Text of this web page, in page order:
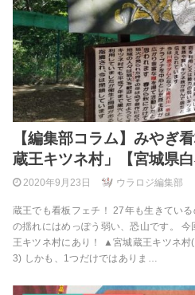
【編集部コラム】みやぎ
蔵王キツネ村」【宮城県白
2020年9月23日 ウラロジ編集部
蔵王でも看板フェチ！ 27年も生きてい
の揺れにはめっぽう弱い、恐山です。
王キツネ村にあり！ ▲宮城蔵王キツネ村
3) しかも、1つだけではありま…